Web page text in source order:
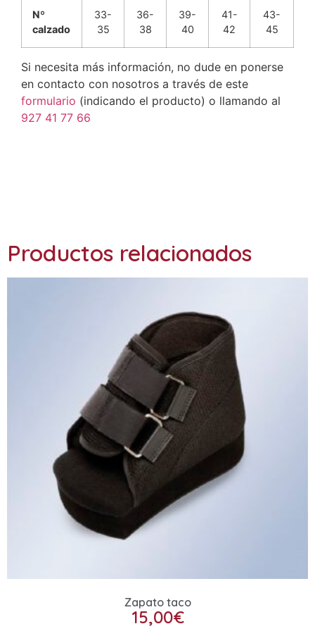
Nº
calzado
33-
35
36-
38
39-
40
41-
42
43-
45
Si necesita más información, no dude en ponerse
en contacto con nosotros a través de este
formulario (indicando el producto) o llamando al
927 41 77 66
Productos relacionados
Zapato taco
15,00€